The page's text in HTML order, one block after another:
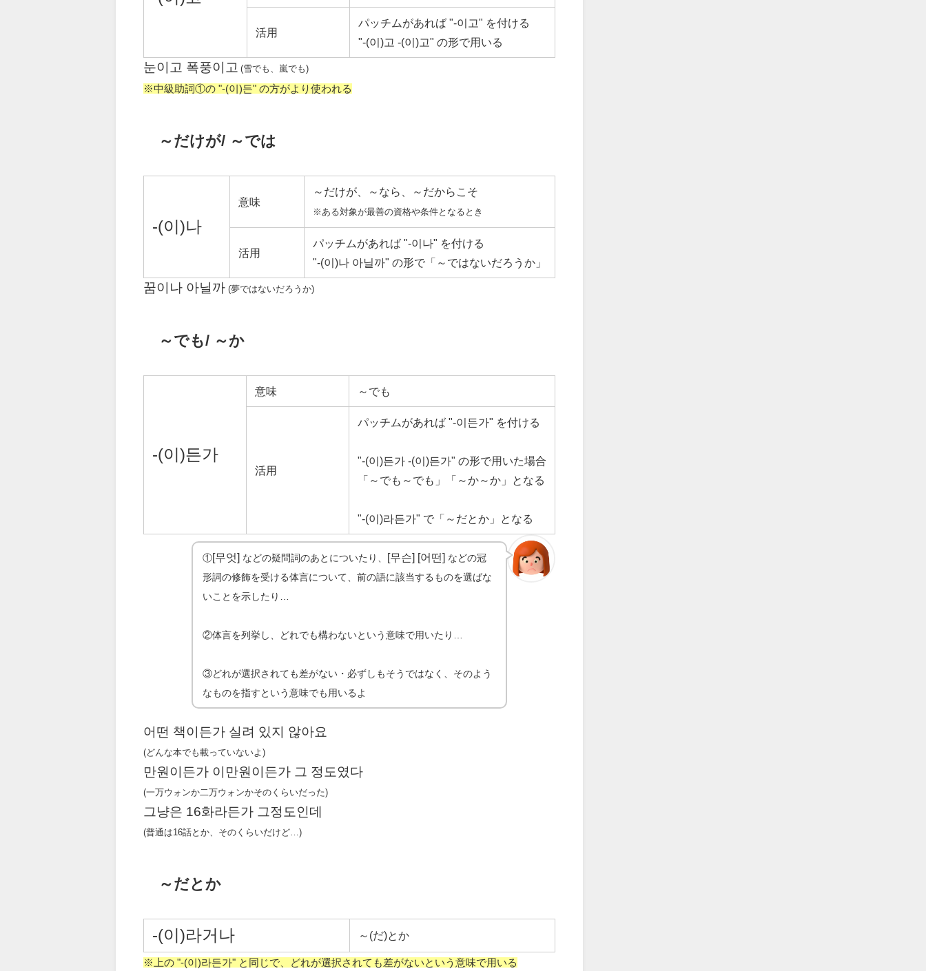
活用
パッチムがあれば "-이고" を付ける
"-(이)고 -(이)고" の形で用いる
눈이고 폭풍이고 (雪でも、嵐でも)
※中級助詞①の "-(이)든" の方がより使われる
～だけが/ ～では
-(이)나
意味
～だけが、～なら、～だからこそ
※ある対象が最善の資格や条件となるとき
活用
パッチムがあれば "-이나" を付ける
"-(이)나 아닐까" の形で「～ではないだろうか」
꿈이나 아닐까 (夢ではないだろうか)
～でも/ ～か
-(이)든가
意味 ～でも
活用
パッチムがあれば "-이든가" を付ける
"-(이)든가 -(이)든가" の形で用いた場合
「～でも～でも」「～か～か」となる
"-(이)라든가" で「～だとか」となる
①[무엇] などの疑問詞のあとについたり、 [무슨] [어떤] などの冠
形詞の修飾を受ける体言について、前の語に該当するものを選ばな
いことを示したり…
②体言を列挙し、どれでも構わないという意味で用いたり…
③どれが選択されても差がない・必ずしもそうではなく、そのよう
なものを指すという意味でも用いるよ
어떤 책이든가 실려 있지 않아요
(どんな本でも載っていないよ)
만원이든가 이만원이든가 그 정도였다
(一万ウォンか二万ウォンかそのくらいだった)
그냥은 16화라든가 그정도인데
(普通は16話とか、そのくらいだけど…)
～だとか
-(이)라거나 ～(だ)とか
※上の "-(이)라든가" と同じで、どれが選択されても差がないという意味で用いる